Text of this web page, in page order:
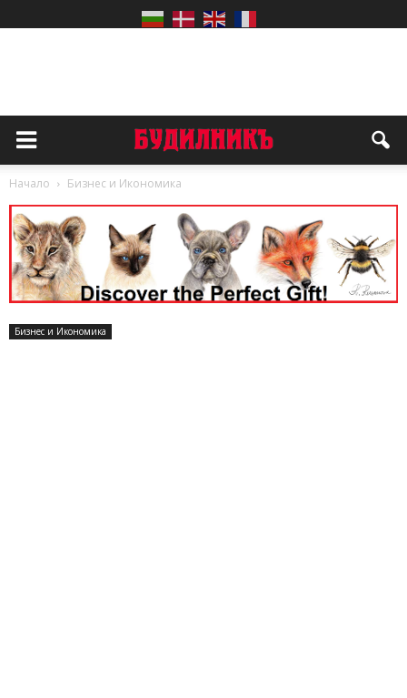
Начало Бизнес и Икономика
Бизнес и Икономика